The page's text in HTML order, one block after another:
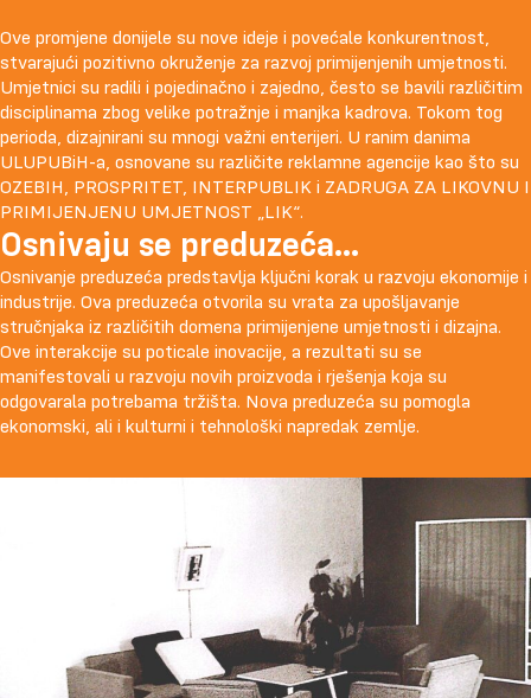
Ove promjene donijele su nove ideje i povećale konkurentnost,
stvarajući pozitivno okruženje za razvoj primijenjenih umjetnosti.
Umjetnici su radili i pojedinačno i zajedno, često se bavili različitim
disciplinama zbog velike potražnje i manjka kadrova. Tokom tog
perioda, dizajnirani su mnogi važni enterijeri. U ranim danima
ULUPUBiH-a, osnovane su različite reklamne agencije kao što su
OZEBIH, PROSPRITET, INTERPUBLIK i ZADRUGA ZA LIKOVNU I
PRIMIJENJENU UMJETNOST „LIK“.
Osnivaju se preduzeća...
Osnivanje preduzeća predstavlja ključni korak u razvoju ekonomije i
industrije. Ova preduzeća otvorila su vrata za upošljavanje
stručnjaka iz različitih domena primijenjene umjetnosti i dizajna.
Ove interakcije su poticale inovacije, a rezultati su se
manifestovali u razvoju novih proizvoda i rješenja koja su
odgovarala potrebama tržišta. Nova preduzeća su pomogla
ekonomski, ali i kulturni i tehnološki napredak zemlje.